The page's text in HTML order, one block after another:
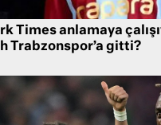
Times anlamaya
Trabzonspor’a gitti?